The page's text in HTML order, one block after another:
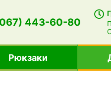
443-60-80
Рюкзаки